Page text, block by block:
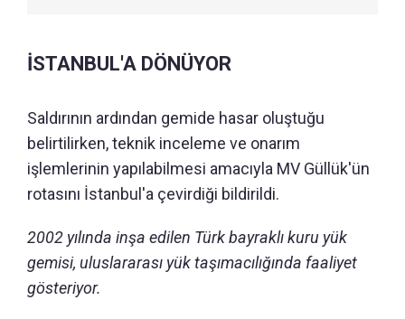
İSTANBUL'A DÖNÜYOR
Saldırının ardından gemide hasar oluştuğu
belirtilirken, teknik inceleme ve onarım
işlemlerinin yapılabilmesi amacıyla MV Güllük'ün
rotasını İstanbul'a çevirdiği bildirildi.
2002 yılında inşa edilen Türk bayraklı kuru yük
gemisi, uluslararası yük taşımacılığında faaliyet
gösteriyor.